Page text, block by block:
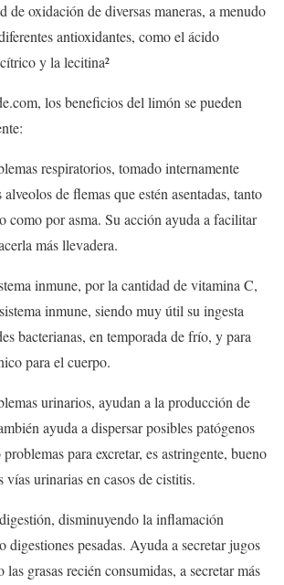
de oxidación de diversas maneras, a menudo
antioxidantes, como el ácido
y la lecitina²
los beneficios del limón se pueden
respiratorios, tomado internamente
de flemas que estén asentadas, tanto
como por asma. Su acción ayuda a facilitar
más llevadera.
inmune, por la cantidad de vitamina C,
inmune, siendo muy útil su ingesta
bacterianas, en temporada de frío, y para
para el cuerpo.
urinarios, ayudan a la producción de
ayuda a dispersar posibles patógenos
para excretar, es astringente, bueno
vías urinarias en casos de cistitis.
disminuyendo la inflamación
digestiones pesadas. Ayuda a secretar jugos
grasas recién consumidas, a secretar más